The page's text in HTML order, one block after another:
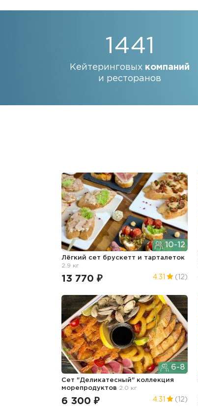
1441
Кейтеринговых компаний
и ресторанов
10-12
Лёгкий сет брускетт и тарталеток
2.9 кг
13 770 ₽ 4.31 (12)
6-8
Сет "Деликатесный" коллекция
морепродуктов 2.0 кг
6 300 ₽ 4.31 (12)